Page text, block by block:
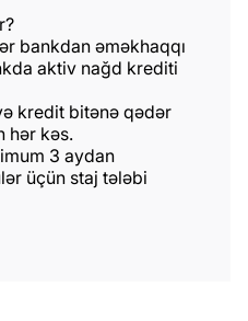
bankdan əməkhaqqı
aktiv nağd krediti
kredit bitənə qədər
hər kəs.
3 aydan
üçün staj tələbi